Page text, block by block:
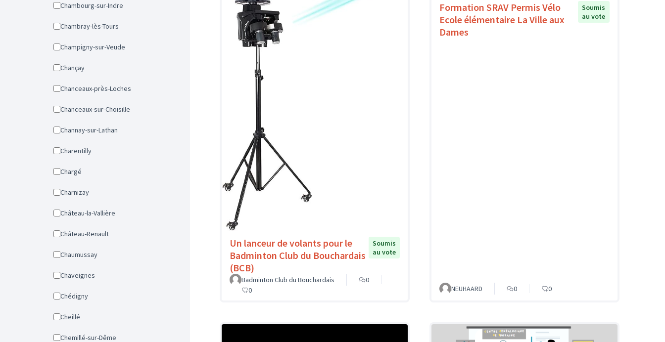
Chambourg-sur-Indre
Chambray-lès-Tours
Champigny-sur-Veude
Chançay
Chanceaux-près-Loches
Chanceaux-sur-Choisille
Channay-sur-Lathan
Charentilly
Chargé
Charnizay
Château-la-Vallière
Château-Renault
Chaumussay
Chaveignes
Chédigny
Cheillé
Chemillé-sur-Dême
Un lanceur de volants pour le
Badminton Club du Bouchardais
(BCB)
Soumis
au vote
Badminton Club du Bouchardais
0
0
Formation SRAV Permis Vélo
Ecole élémentaire La Ville aux
Dames
Soumis
au vote
NEUHAARD 0 0